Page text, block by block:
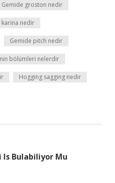
Gemide groston nedir
karina nedir
Gemide pitch nedir
bölümleri nelerdir
Hogging sagging nedir
Bulabiliyor Mu